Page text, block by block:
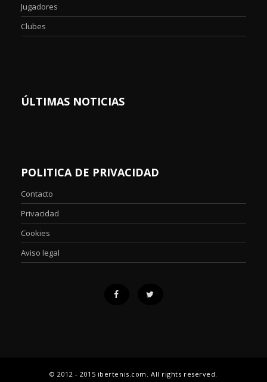
Jugadores
Clubes
ÚLTIMAS NOTICIAS
POLITICA DE PRIVACIDAD
Contacto
Privacidad
Cookies
Aviso legal
© 2012 - 2015 ibertenis.com. All rights reserved.